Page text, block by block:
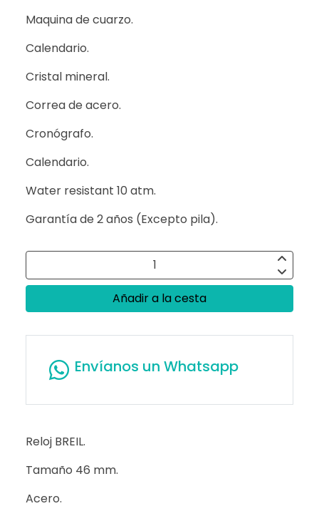
Maquina de cuarzo.
Calendario.
Cristal mineral.
Correa de acero.
Cronógrafo.
Calendario.
Water resistant 10 atm.
Garantía de 2 años (Excepto pila).
Añadir a la cesta
Envíanos un Whatsapp
Reloj BREIL.
Tamaño 46 mm.
Acero.